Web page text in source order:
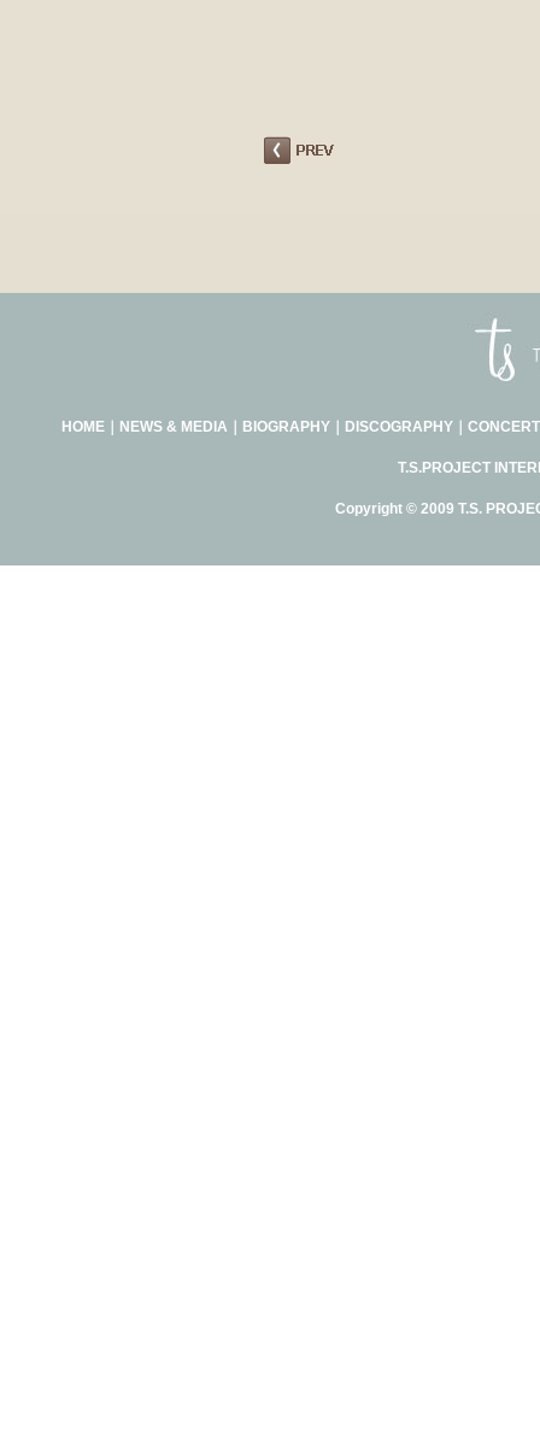
HOME｜ NEWS & MEDIA BIOGRAPHY｜ DISCOGRAPHY｜
T.S.PROJECT
Copyright © 2009 T.S.